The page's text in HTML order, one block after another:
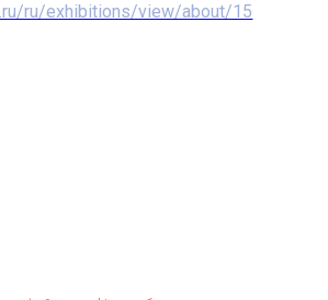
ru/exhibitions/view/about/15